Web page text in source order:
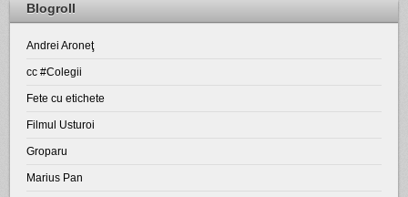
Blogroll
Andrei Aroneţ
cc #Colegii
Fete cu etichete
Filmul Usturoi
Groparu
Marius Pan